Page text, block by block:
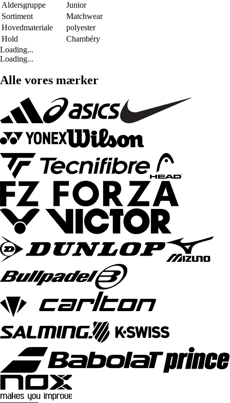
Aldersgruppe
Junior
Sortiment
Matchwear
Hovedmateriale
polyester
Hold
Chambéry
Loading...
Loading...
Alle vores mærker